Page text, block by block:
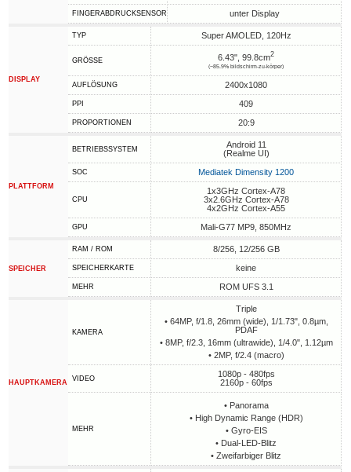
FINGERABDRUCKSENSOR unter Display
DISPLAY
TYP Super AMOLED, 120Hz
GRÖSSE 6.43", 99.8cm2
(~85.9% bildschirm-zu-körper)
AUFLÖSUNG 2400x1080
PPI 409
PROPORTIONEN 20:9
PLATTFORM
BETRIEBSSYSTEM
Android 11
(Realme UI)
SOC Mediatek Dimensity 1200
CPU
1x3GHz Cortex-A78
3x2.6GHz Cortex-A78
4x2GHz Cortex-A55
GPU Mali-G77 MP9, 850MHz
SPEICHER
RAM / ROM 8/256, 12/256 GB
SPEICHERKARTE keine
MEHR ROM UFS 3.1
HAUPTKAMERA
KAMERA
Triple
• 64MP, f/1.8, 26mm (wide), 1/1.73", 0.8µm,
PDAF
• 8MP, f/2.3, 16mm (ultrawide), 1/4.0", 1.12µm
• 2MP, f/2.4 (macro)
VIDEO
1080p - 480fps
2160p - 60fps
MEHR
• Panorama
• High Dynamic Range (HDR)
• Gyro-EIS
• Dual-LED-Blitz
• Zweifarbiger Blitz